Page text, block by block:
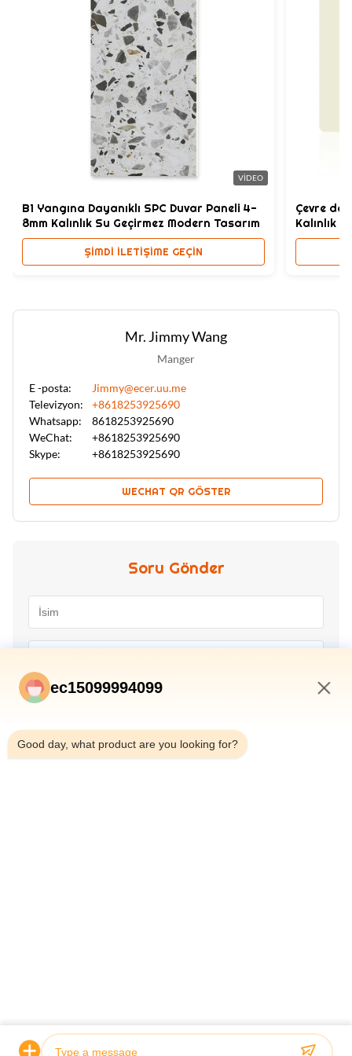
Karton ve palet tarafından paketlenmiş
Basit tasarım, Mordern
PVC Bambu Elyaf Duvar Panelleri
Ahşap Taneler Bambu Elyaf Duvar Panelleri
Yangına dayanıklı dekoratif PVC Bambu Elyaf Duvar Panelleri
VIDEO
B1 Yangına Dayanıklı SPC Duvar Paneli 4-
8mm Kalınlık Su Geçirmez Modern Tasarım
ŞIMDI ILETIŞIME GEÇIN
Çevre
Kalınlık
Mr. Jimmy Wang
Manger
E -posta:
Jimmy@ecer.uu.me
Televizyon:
+8618253925690
Whatsapp:
8618253925690
WeChat:
+8618253925690
Skype:
+8618253925690
WECHAT QR GÖSTER
Soru Gönder
ec15099994099
Good day, what product are you looking for?